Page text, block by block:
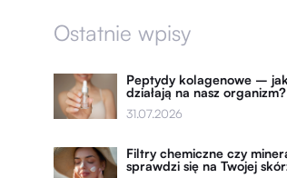
Ostatnie wpisy
Peptydy kolagenowe –
działają na nasz organizm?
31.07.2026
Filtry chemiczne czy
sprawdzi się na Twojej